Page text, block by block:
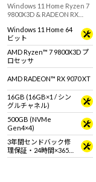
Windows 11 Home Ryzen 7
9800X3D & RADEON RX
タワー型ゲーミングデスク
トップPC。『Minecraft:
Java & Bedrock Edition for
PC』付属。※モニタ・マウ
ス・キーボードは別売りで
Windows 11 Home 64
ビット
AMD Ryzen™ 7 9800X3D プ
ロセッサ
AMD RADEON™ RX 9070 XT
16GB (16GB×1 / シン
グルチャネル)
500GB (NVMe
Gen4×4)
3年間センドバック修
理保証・24時間×365
日電話サポート